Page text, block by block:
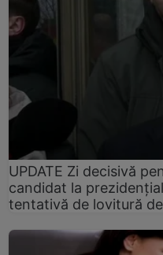
UPDATE Zi decisivă
candidat la
tentativă de lovitură